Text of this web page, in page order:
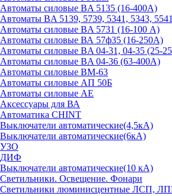
Автоматы силовые BA 5135 (16-400А)
Автоматы BA 5139, 5739, 5341, 5343,
Автоматы силовые BA 5731 (16-100 А)
Автоматы силовые ВА 57ф35 (16-250А)
Автоматы силовые BA 04-31, 04-35 (25-
Автоматы силовые BA 04-36 (63-400А)
Автоматы силовые ВМ-63
Автоматы силовые АП 50Б
Автоматы силовые АЕ
Аксессуары для ВА
Автоматика CHINT
Выключатели автоматические(4,5кА)
Выключатели автоматические(6кА)
УЗО
ДИФ
Выключатели автоматические(10 кА)
Светильники. Освещение. Фонари
Светильники люминисцентные ЛСП,